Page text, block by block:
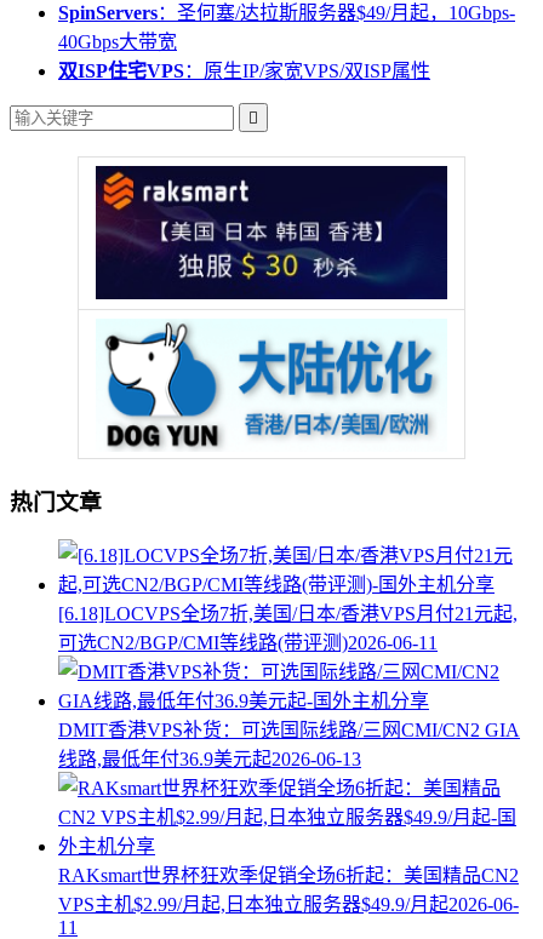
SpinServers：圣何塞/达拉斯服务器$49/月起，10Gbps-
40Gbps大带宽
双ISP住宅VPS：原生IP/家宽VPS/双ISP属性

热门文章
[6.18]LOCVPS全场7折,美国/日本/香港VPS月付21元起,
可选CN2/BGP/CMI等线路(带评测)2026-06-11
DMIT香港VPS补货：可选国际线路/三网CMI/CN2 GIA
线路,最低年付36.9美元起2026-06-13
RAKsmart世界杯狂欢季促销全场6折起：美国精品CN2
VPS主机$2.99/月起,日本独立服务器$49.9/月起2026-06-
11